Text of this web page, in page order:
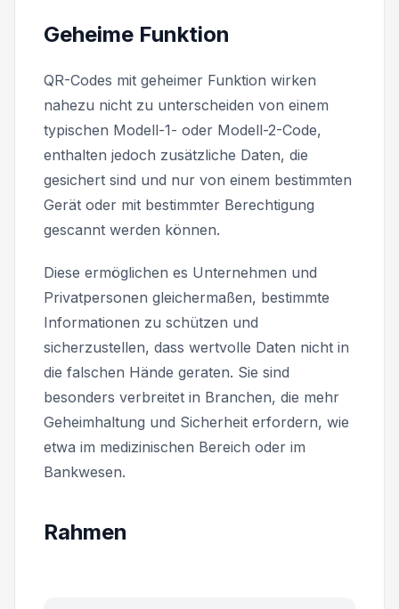
Geheime Funktion
QR-Codes mit geheimer Funktion wirken
nahezu nicht zu unterscheiden von einem
typischen Modell-1- oder Modell-2-Code,
enthalten jedoch zusätzliche Daten, die
gesichert sind und nur von einem bestimmten
Gerät oder mit bestimmter Berechtigung
gescannt werden können.
Diese ermöglichen es Unternehmen und
Privatpersonen gleichermaßen, bestimmte
Informationen zu schützen und
sicherzustellen, dass wertvolle Daten nicht in
die falschen Hände geraten. Sie sind
besonders verbreitet in Branchen, die mehr
Geheimhaltung und Sicherheit erfordern, wie
etwa im medizinischen Bereich oder im
Bankwesen.
Rahmen